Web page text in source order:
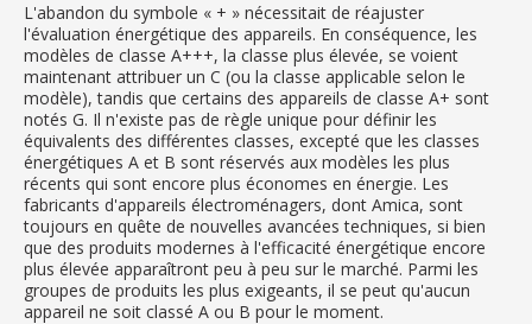
L'abandon du symbole « + » nécessitait de réajuster
l'évaluation énergétique des appareils. En conséquence, les
modèles de classe A+++, la classe plus élevée, se voient
maintenant attribuer un C (ou la classe applicable selon le
modèle), tandis que certains des appareils de classe A+ sont
notés G. Il n'existe pas de règle unique pour définir les
équivalents des différentes classes, excepté que les classes
énergétiques A et B sont réservés aux modèles les plus
récents qui sont encore plus économes en énergie. Les
fabricants d'appareils électroménagers, dont Amica, sont
toujours en quête de nouvelles avancées techniques, si bien
que des produits modernes à l'efficacité énergétique encore
plus élevée apparaîtront peu à peu sur le marché. Parmi les
groupes de produits les plus exigeants, il se peut qu'aucun
appareil ne soit classé A ou B pour le moment.